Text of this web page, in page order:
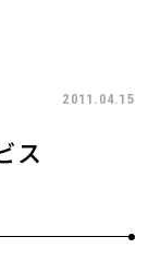
2011.04.15
ス